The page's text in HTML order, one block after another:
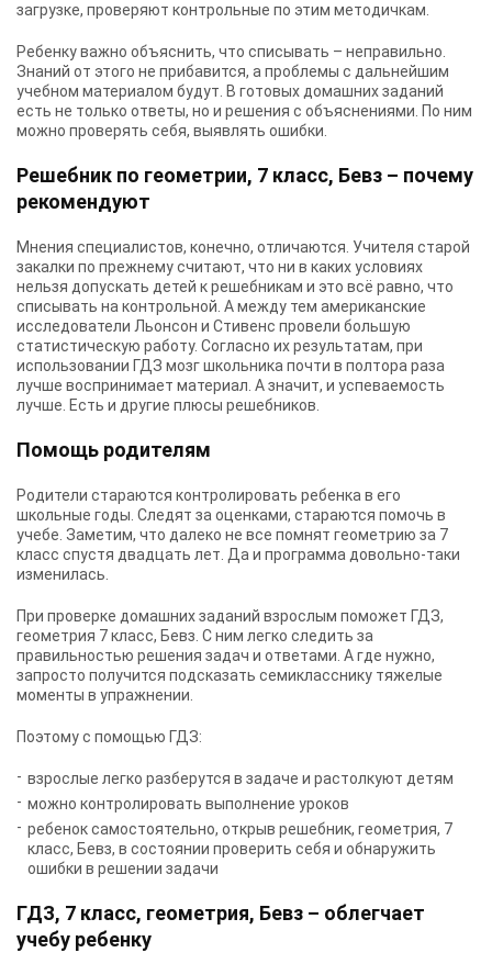
загрузке, проверяют контрольные по этим методичкам.
Ребенку важно объяснить, что списывать – неправильно.
Знаний от этого не прибавится, а проблемы с дальнейшим
учебном материалом будут. В готовых домашних заданий
есть не только ответы, но и решения с объяснениями. По ним
можно проверять себя, выявлять ошибки.
Решебник по геометрии, 7 класс, Бевз – почему
рекомендуют
Мнения специалистов, конечно, отличаются. Учителя старой
закалки по прежнему считают, что ни в каких условиях
нельзя допускать детей к решебникам и это всё равно, что
списывать на контрольной. А между тем американские
исследователи Льонсон и Стивенс провели большую
статистическую работу. Согласно их результатам, при
использовании ГДЗ мозг школьника почти в полтора раза
лучше воспринимает материал. А значит, и успеваемость
лучше. Есть и другие плюсы решебников.
Помощь родителям
Родители стараются контролировать ребенка в его
школьные годы. Следят за оценками, стараются помочь в
учебе. Заметим, что далеко не все помнят геометрию за 7
класс спустя двадцать лет. Да и программа довольно-таки
изменилась.
При проверке домашних заданий взрослым поможет ГДЗ,
геометрия 7 класс, Бевз . С ним легко следить за
правильностью решения задач и ответами. А где нужно,
запросто получится подсказать семикласснику тяжелые
моменты в упражнении.
Поэтому с помощью ГДЗ:
взрослые легко разберутся в задаче и растолкуют детям
можно контролировать выполнение уроков
ребенок самостоятельно, открыв решебник, геометрия, 7
класс, Бевз, в состоянии проверить себя и обнаружить
ошибки в решении задачи
ГДЗ, 7 класс, геометрия, Бевз – облегчает
учебу ребенку